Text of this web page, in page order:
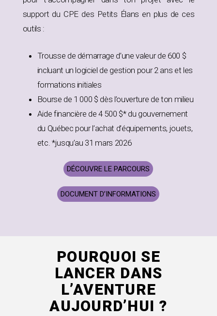
support du CPE des Petits Élans en plus de ces
outils :
Trousse de démarrage d’une valeur de 600 $
incluant un logiciel de gestion pour 2 ans et les
formations initiales
Bourse de 1 000 $ dès l’ouverture de ton milieu
Aide financière de 4 500 $* du gouvernement
du Québec pour l’achat d’équipements, jouets,
etc. *jusqu’au 31 mars 2026
DÉCOUVRE LE PARCOURS
DOCUMENT D’INFORMATIONS
POURQUOI SE
LANCER DANS
L’AVENTURE
AUJOURD’HUI ?